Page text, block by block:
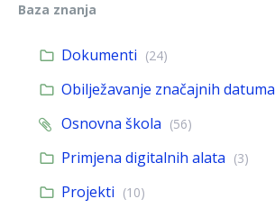
Baza znanja
Dokumenti (24)
Obilježavanje značajnih datuma
Osnovna škola (56)
Primjena digitalnih alata (3)
Projekti (10)